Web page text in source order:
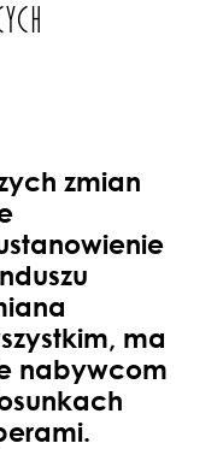
zmian
ma
nabywcom